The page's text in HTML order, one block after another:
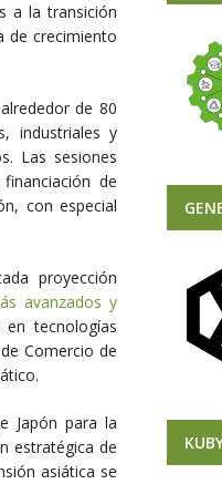
a la transición
de crecimiento
de 80
industriales y
Las sesiones
de
con especial
proyección
avanzados y
en tecnologías
Comercio de
Japón para la
estratégica de
asiática se